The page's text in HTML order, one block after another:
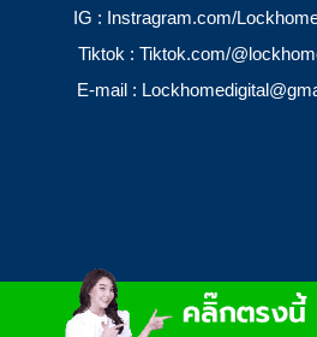
IG : Instragram.com/
Tiktok : Tiktok.com/
E-mail :